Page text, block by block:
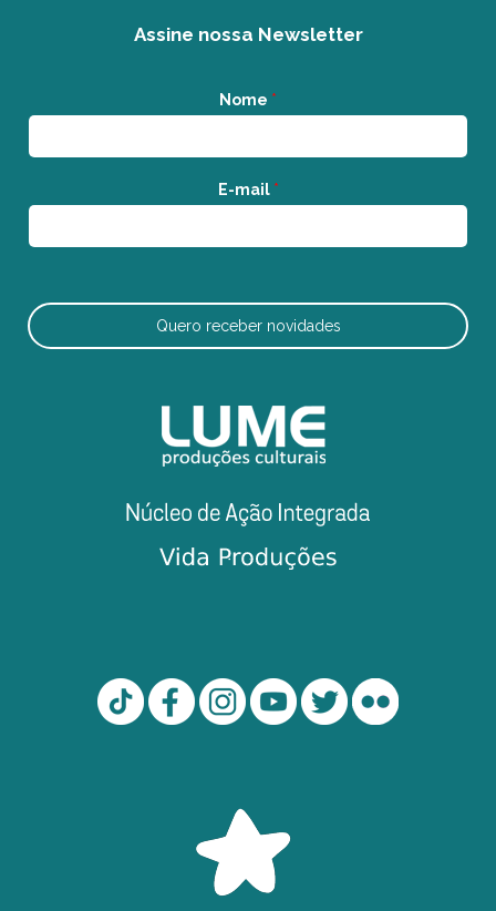
Assine nossa Newsletter
Nome *
E-mail *
Quero receber novidades